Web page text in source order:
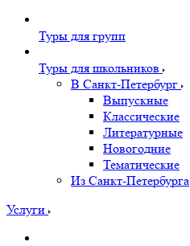
Туры для групп
Туры для школьников
В Санкт-Петербург
Выпускные
Классические
Литературные
Новогодние
Тематические
Из Санкт-Петербурга
Услуги